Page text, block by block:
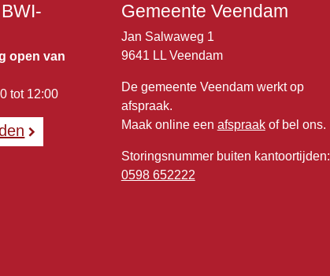
open van
tot 12:00
Gemeente Veendam
Jan Salwaweg 1
9641 LL Veendam
De gemeente Veendam werkt op
afspraak.
Maak online een afspraakof bel ons.
Storingsnummer buiten kantoortijden:
0598 652222